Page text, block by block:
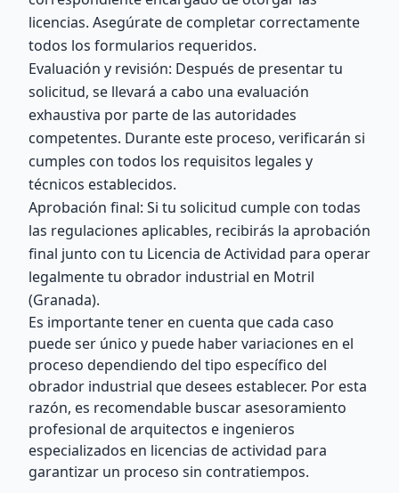
licencias. Asegúrate de completar correctamente
todos los formularios requeridos.
Evaluación y revisión: Después de presentar tu
solicitud, se llevará a cabo una evaluación
exhaustiva por parte de las autoridades
competentes. Durante este proceso, verificarán si
cumples con todos los requisitos legales y
técnicos establecidos.
Aprobación final: Si tu solicitud cumple con todas
las regulaciones aplicables, recibirás la aprobación
final junto con tu Licencia de Actividad para operar
legalmente tu obrador industrial en Motril
(Granada).
Es importante tener en cuenta que cada caso
puede ser único y puede haber variaciones en el
proceso dependiendo del tipo específico del
obrador industrial que desees establecer. Por esta
razón, es recomendable buscar asesoramiento
profesional de arquitectos e ingenieros
especializados en licencias de actividad para
garantizar un proceso sin contratiempos.